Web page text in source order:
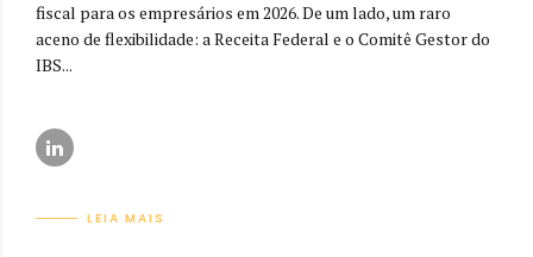
fiscal para os empresários em 2026. De um lado, um raro
aceno de flexibilidade: a Receita Federal e o Comitê Gestor do
IBS...
LEIA MAIS